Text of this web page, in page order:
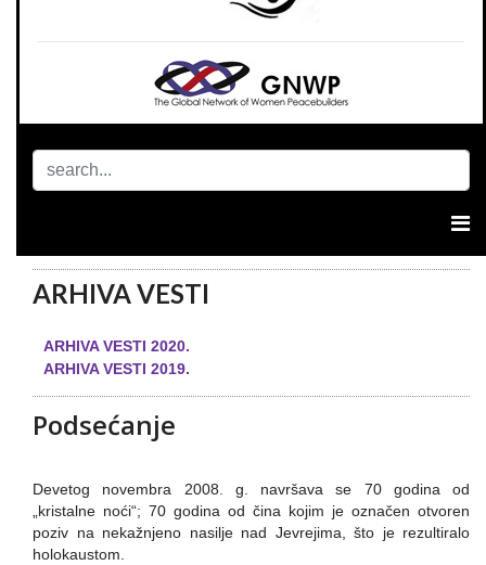
ARHIVA VESTI
ARHIVA VESTI 2020.
ARHIVA VESTI 2019.
Podsećanje
Devetog novembra 2008. g. navršava se 70 godina od
„kristalne noći“; 70 godina od čina kojim je označen otvoren
poziv na nekažnjeno nasilje nad Jevrejima, što je rezultiralo
holokaustom.